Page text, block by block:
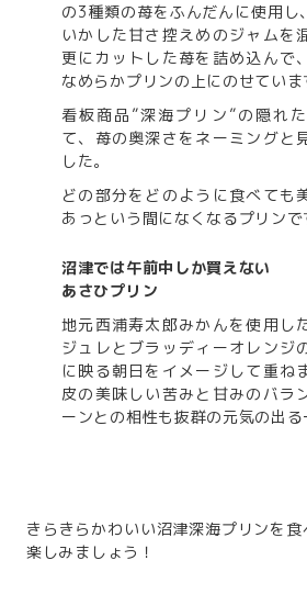
の3種類の苺をふんだんに使用し
いかした甘さ控えめのジャムを
更にカットした苺を詰め込んで
なめらかプリンの上にのせていま
看板商品”深海プリン”の隠れ
て、苺の奥深さをネーミングと
した。
どの部分をどのように食べても
あっという間になくなるプリンで
沼津では午前中しか買えない
あさひプリン
地元西浦寿太郎みかんを使用し
ジュレとブラッディーオレンジ
に映る朝日をイメージして重ね
皮の美味しい苦みと甘みのバラ
ーンとの相性も抜群の元気の出る
きらきらかわいい沼津深海プリンを
楽しみましょう！